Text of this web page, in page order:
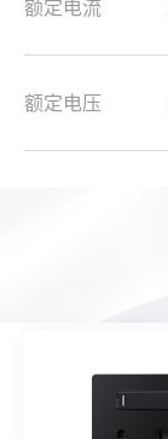
额定电流
额定电压